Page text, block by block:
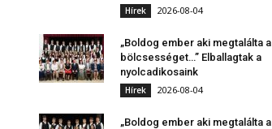
Hírek 2026-08-04
„Boldog ember aki megtalálta a
bölcsességet…” Elballagtak a
nyolcadikosaink
Hírek 2026-08-04
„Boldog ember aki megtalálta a